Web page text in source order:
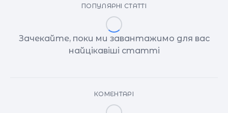
ПОПУЛЯРНІ СТАТТІ
Зачекайте, поки ми завантажимо для вас
найцікавіші статті
КОМЕНТАРІ